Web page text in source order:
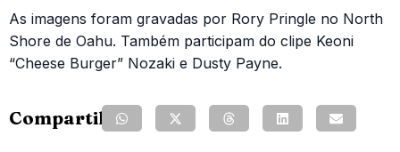
As imagens foram gravadas por Rory Pringle no North
Shore de Oahu. Também participam do clipe Keoni
“Cheese Burger” Nozaki e Dusty Payne.
Compartilhe: